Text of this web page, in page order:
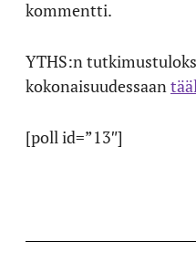
kommentti.
YTHS:n
kokonaisuudessaan
[poll id=”13″]